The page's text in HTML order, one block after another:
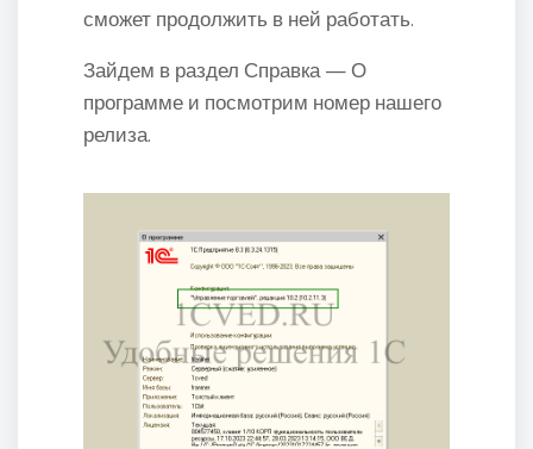
сможет продолжить в ней работать.
Зайдем в раздел Справка — О
программе и посмотрим номер нашего
релиза.